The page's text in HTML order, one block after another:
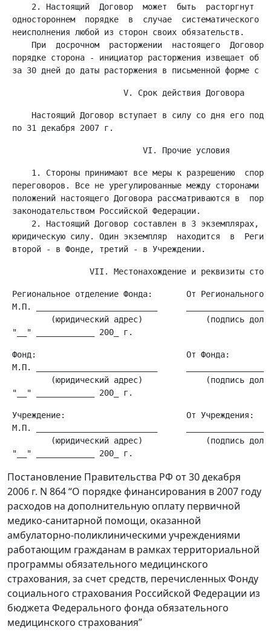
2. Настоящий  Договор  может  быть  расторгнут
одностороннем  порядке  в  случае  систематического
неисполнения любой из сторон своих обязательств.
При  досрочном  расторжении  настоящего
порядке сторона - инициатор расторжения извещает об
Настоящий Договор вступает в силу со дня его
1. Стороны принимают все меры к разрешению
переговоров. Все не урегулированные между сторонами
положений настоящего Договора рассматриваются в
законодательством Российской Федерации.
2. Настоящий Договор составлен в 3 экземплярах,
юридическую силу. Один экземпляр  находится  в
Региональное отделение Фонда:       От Регионального
М.П. _________________________
(юридический адрес)             (подпись
Фонд:                               От Фонда:
М.П. _________________________
(юридический адрес)             (подпись
Учреждение:                         От Учреждения:
М.П. _________________________
(юридический адрес)             (подпись
Постановление Правительства РФ от 30 декабря
2006 г. N 864 “О порядке финансирования в 2007 году
расходов на дополнительную оплату первичной
медико-санитарной помощи, оказанной
амбулаторно-поликлиническими учреждениями
работающим гражданам в рамках территориальной
программы обязательного медицинского
страхования, за счет средств, перечисленных Фонду
социального страхования Российской Федерации из
бюджета Федерального фонда обязательного
медицинского страхования”